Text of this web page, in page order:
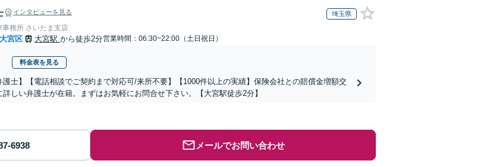
インタビューを見る 埼玉県
務所 さいたま支店
宮区 大宮駅 から徒歩2分営業時間：06:30~22:00（土日祝日）
料金表を見る
護士】【電話相談でご契約まで対応可/来所不要】【1000件以上の実績】保険会社との賠償金増額交
しい弁護士が在籍。まずはお気軽にお問合せ下さい。【大宮駅徒歩2分】
メールでお問い合わせ